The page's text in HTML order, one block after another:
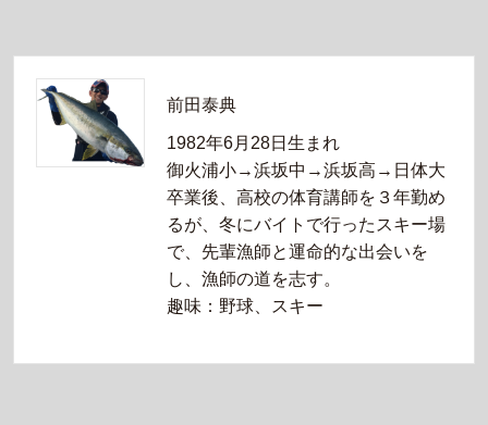
前田泰典
1982年6月28日生まれ
御火浦小→浜坂中→浜坂高→日体大
卒業後、高校の体育講師を３年勤め
るが、冬にバイトで行ったスキー場
で、先輩漁師と運命的な出会いを
し、漁師の道を志す。
趣味：野球、スキー